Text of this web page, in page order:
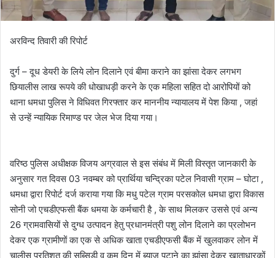
अरविन्द तिवारी की रिपोर्ट
दुर्ग – दूध डेयरी के लिये लोन दिलाने एवं बीमा कराने का झांसा देकर लगभग
छियालीस लाख रूपये की धोखाधड़ी करने के एक महिला सहित दो आरोपियों को
थाना धमधा पुलिस ने विधिवत गिरफ्तार कर माननीय न्यायालय में पेश किया , जहां
से उन्हें न्यायिक रिमाण्ड पर जेल भेज दिया गया।
वरिष्ठ पुलिस अधीक्षक विजय अग्रवाल से इस संबंध में मिली विस्तृत जानकारी के
अनुसार गत दिवस 03 नवम्बर को प्रार्थिया चन्द्रिका पटेल निवासी ग्राम – घोटा ,
धमधा द्वारा रिपोर्ट दर्ज कराया गया कि मधु पटेल ग्राम परसकोल धमधा द्वारा विकास
सोनी जो एचडीएफसी बैंक धमया के कर्मचारी है , के साथ मिलकर उससे एवं अन्य
26 ग्रामवासियों से दुग्ध उत्पादन हेतु प्रधानमंत्री पशु लोन दिलाने का प्रलोभन
देकर एक ग्रामीणों का एक से अधिक खाता एचडीएफसी बैंक में खुलवाकर लोन में
चालीस प्रतिशत की सब्सिडी व कम दिन में ब्याज पटाने का झांसा देकर खाताधारकों